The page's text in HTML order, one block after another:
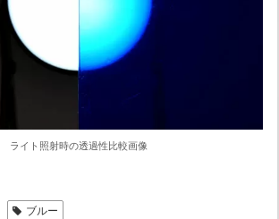
ライト照射時の透過性比較画像
ブルー